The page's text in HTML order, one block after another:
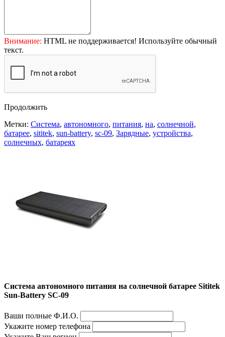
Внимание: HTML не поддерживается! Используйте обычный
текст.
Продолжить
Метки: Система, автономного, питания, на, солнечной,
батарее, sititek, sun-battery, sc-09, Зарядные, устройства,
солнечных, батареях
Система автономного питания на солнечной батарее Sititek
Sun-Battery SC-09
Ваши полные Ф.И.О.
Укажите номер телефона